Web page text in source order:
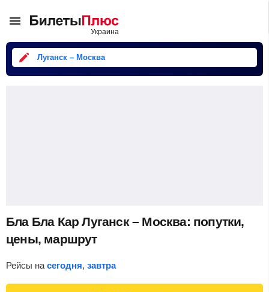
Луганск – Москва
Бла Бла Кар Луганск – Москва: попутки,
цены, маршрут
Рейсы на сегодня, завтра